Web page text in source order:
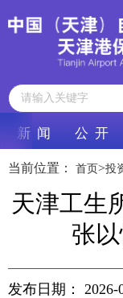
新 闻 公 开
当前位置： 首页>投
天津工生
张
发布日期： 2026-